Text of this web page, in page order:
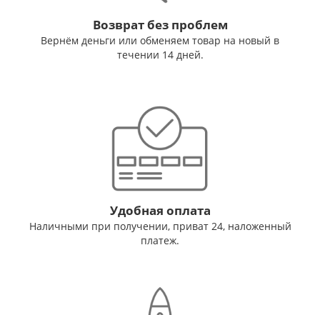
Возврат без проблем
Вернём деньги или обменяем товар на новый в
течении 14 дней.
Удобная оплата
Наличными при получении, приват 24, наложенный
платеж.